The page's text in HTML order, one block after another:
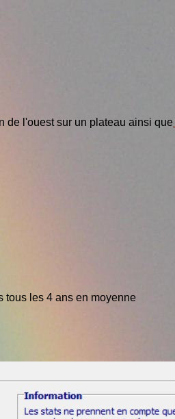
de l'ouest sur un plateau ainsi que
tous les 4 ans en moyenne